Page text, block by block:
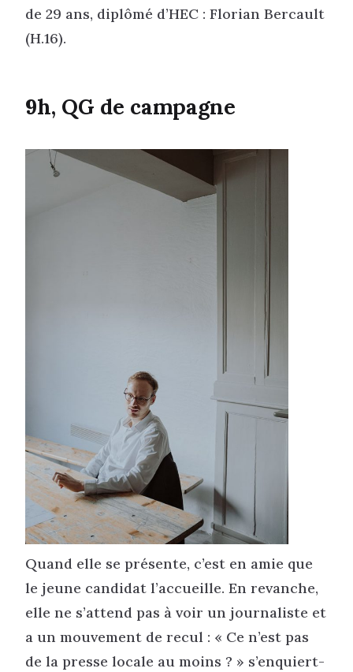
de 29 ans, diplômé d’HEC : Florian Bercault
(H.16).
9h, QG de campagne
Quand elle se présente, c’est en amie que
le jeune candidat l’accueille. En revanche,
elle ne s’attend pas à voir un journaliste et
a un mouvement de recul : « Ce n’est pas
de la presse locale au moins ? » s’enquiert-